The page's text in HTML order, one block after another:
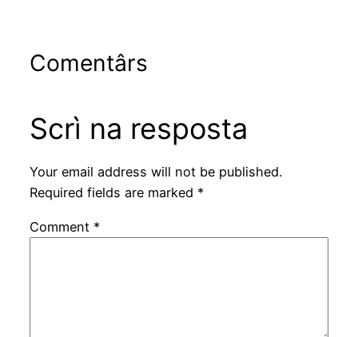
Comentârs
Scrì na resposta
Your email address will not be published.
Required fields are marked *
Comment *